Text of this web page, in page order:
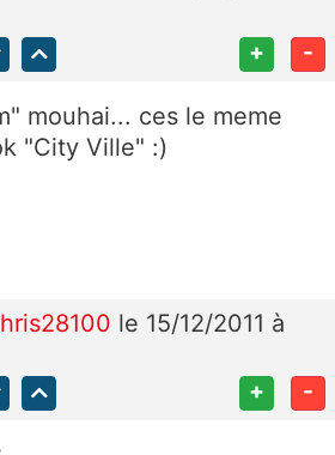
+ -
mouhai... ces le meme
"City Ville" :)
le 15/12/2011 à
+ -